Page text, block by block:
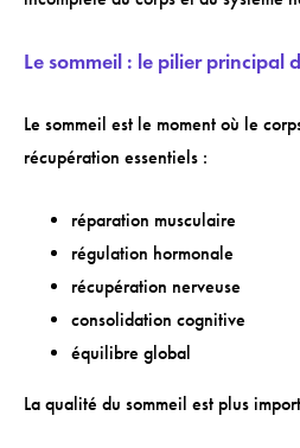
Le sommeil : le pilier principal
Le sommeil est le moment où le
récupération essentiels :
réparation musculaire
régulation hormonale
récupération nerveuse
consolidation cognitive
équilibre global
La qualité du sommeil est plus